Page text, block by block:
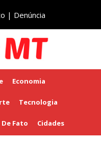
| Denúncia
Economia
Tecnologia
De Fato Cidades